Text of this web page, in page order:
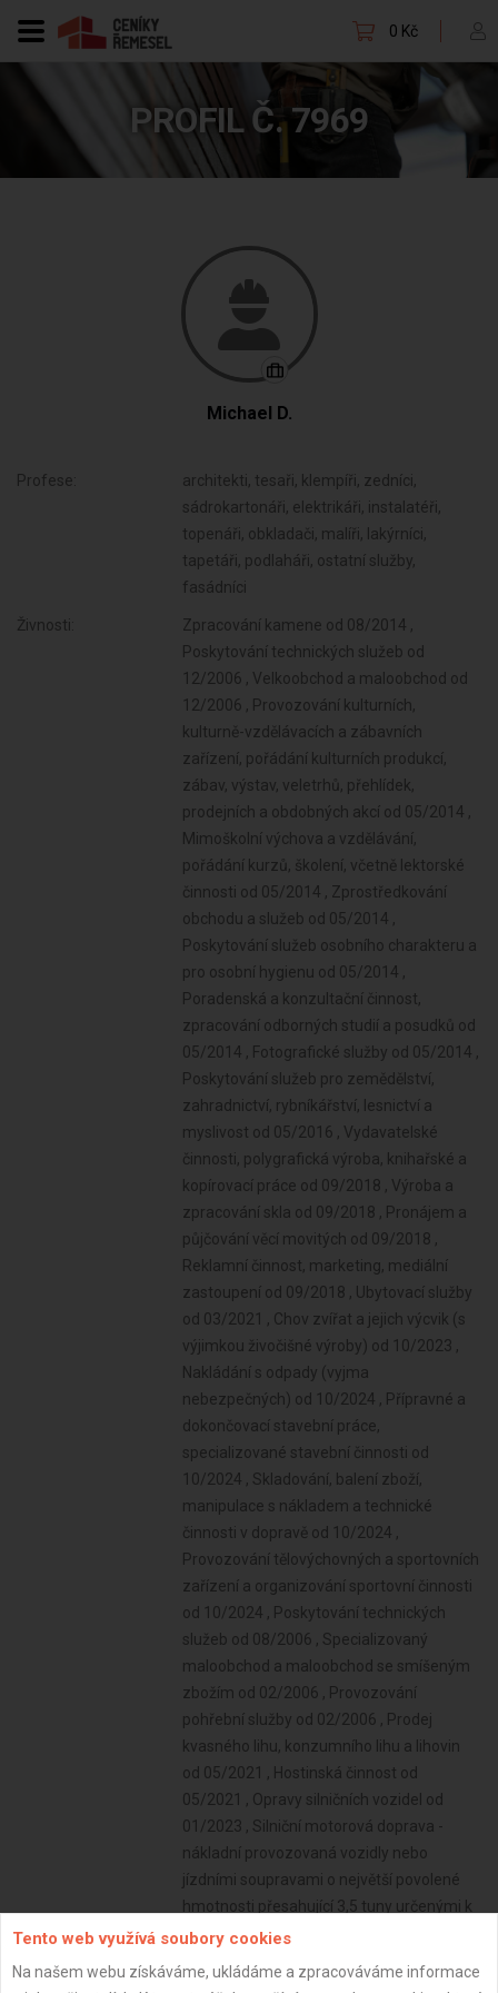
0 Kč
PROFIL Č. 7969
Michael D.
Profese:
architekti, tesaři, klempíři, zedníci,
sádrokartonáři, elektrikáři, instalatéři,
topenáři, obkladači, malíři, lakýrníci,
tapetáři, podlaháři, ostatní služby,
fasádníci
Živnosti:
Zpracování kamene od 08/2014 ,
Poskytování technických služeb od
12/2006 , Velkoobchod a maloobchod od
12/2006 , Provozování kulturních,
kulturně-vzdělávacích a zábavních
zařízení, pořádání kulturních produkcí,
zábav, výstav, veletrhů, přehlídek,
prodejních a obdobných akcí od 05/2014 ,
Mimoškolní výchova a vzdělávání,
pořádání kurzů, školení, včetně lektorské
činnosti od 05/2014 , Zprostředkování
obchodu a služeb od 05/2014 ,
Poskytování služeb osobního charakteru a
pro osobní hygienu od 05/2014 ,
Poradenská a konzultační činnost,
zpracování odborných studií a posudků od
05/2014 , Fotografické služby od 05/2014 ,
Poskytování služeb pro zemědělství,
zahradnictví, rybníkářství, lesnictví a
myslivost od 05/2016 , Vydavatelské
činnosti, polygrafická výroba, knihařské a
kopírovací práce od 09/2018 , Výroba a
zpracování skla od 09/2018 , Pronájem a
půjčování věcí movitých od 09/2018 ,
Reklamní činnost, marketing, mediální
zastoupení od 09/2018 , Ubytovací služby
od 03/2021 , Chov zvířat a jejich výcvik (s
výjimkou živočišné výroby) od 10/2023 ,
Nakládání s odpady (vyjma
nebezpečných) od 10/2024 , Přípravné a
dokončovací stavební práce,
specializované stavební činnosti od
10/2024 , Skladování, balení zboží,
manipulace s nákladem a technické
činnosti v dopravě od 10/2024 ,
Provozování tělovýchovných a sportovních
zařízení a organizování sportovní činnosti
od 10/2024 , Poskytování technických
služeb od 08/2006 , Specializovaný
maloobchod a maloobchod se smíšeným
zbožím od 02/2006 , Provozování
pohřební služby od 02/2006 , Prodej
kvasného lihu, konzumního lihu a lihovin
od 05/2021 , Hostinská činnost od
05/2021 , Opravy silničních vozidel od
01/2023 , Silniční motorová doprava -
nákladní provozovaná vozidly nebo
jízdními soupravami o největší povolené
hmotnosti přesahující 3,5 tuny určenými k
přepravě zvířat nebo věcí, - nákladní
jízdními soupravami o největší povolené
Tento web využívá soubory cookies
Na našem webu získáváme, ukládáme a zpracováváme informace